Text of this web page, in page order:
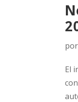
por
El